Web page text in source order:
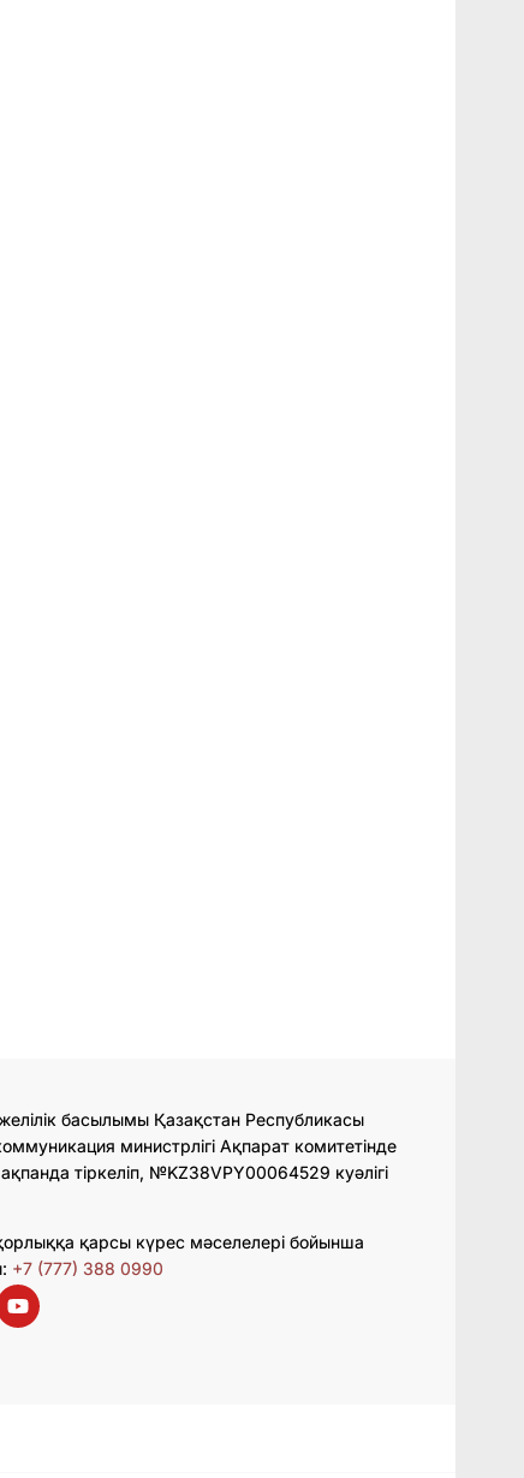
басылымы Қазақстан Республикасы
министрлігі Ақпарат комитетінде
тіркеліп, №KZ38VPY00064529 куәлігі
қарсы күрес мәселелері бойынша
+7 (777) 388 0990